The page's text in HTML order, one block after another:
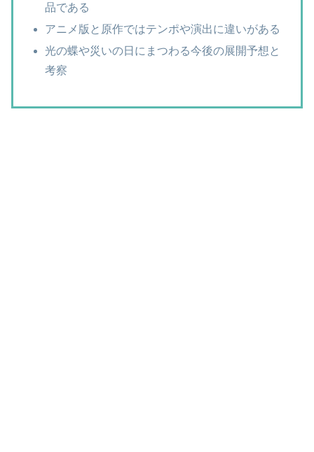
品である
アニメ版と原作ではテンポや演出に違いがある
光の蝶や災いの日にまつわる今後の展開予想と
考察